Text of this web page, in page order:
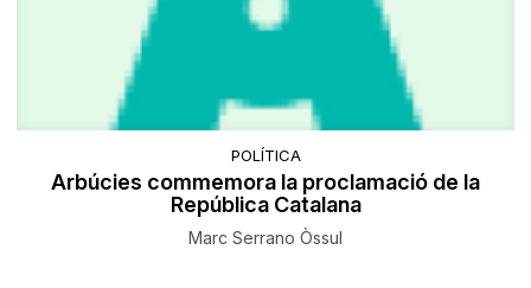
POLÍTICA
Arbúcies commemora la proclamació de la
República Catalana
Marc Serrano Òssul